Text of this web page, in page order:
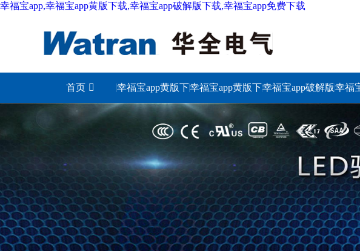
幸福宝app,幸福宝app黄版下载,幸福宝app破解版下载,幸福宝app免费下载
首页 幸福宝app黄版下
载城市
幸福宝app黄版下
载照明
幸福宝app破解版幸福